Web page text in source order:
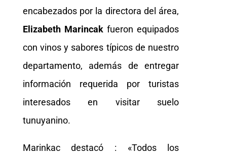
encabezados por la directora del área,
Elizabeth Marincakfueron equipados
con vinos y sabores típicos de nuestro
departamento, además de entregar
información requerida por turistas
interesados en visitar suelo
tunuyanino.
Marinkac destacó : «Todos los